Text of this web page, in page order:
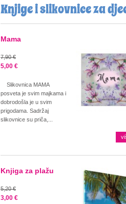
Knjige i slikovnice za
Mama
7,90 €
5,00 €
Slikovnica MAMA
posveta je svim majkama i
dobrodošla je u svim
prigodama. Sadržaj
slikovnice su priča,...
Knjiga za plažu
5,20 €
3,00 €